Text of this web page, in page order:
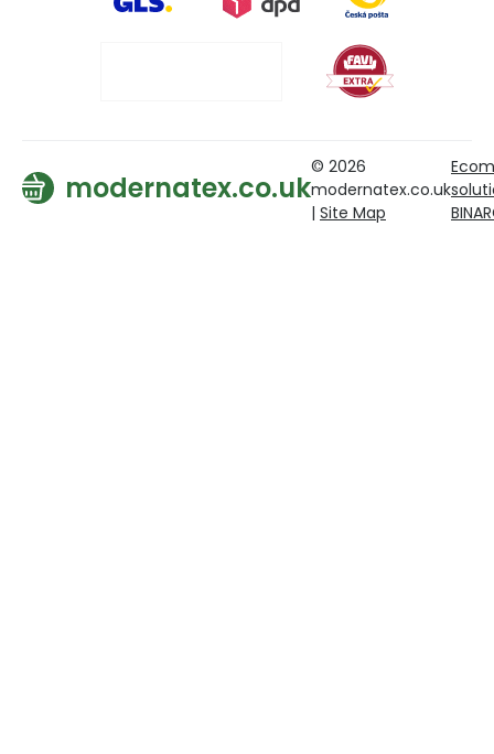
modernatex.co.uk
© 2026
modernatex.co.uk
| Site Map